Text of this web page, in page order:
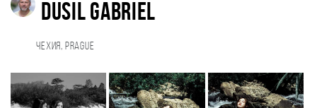
Dusil Gabriel
Чехия, Prague